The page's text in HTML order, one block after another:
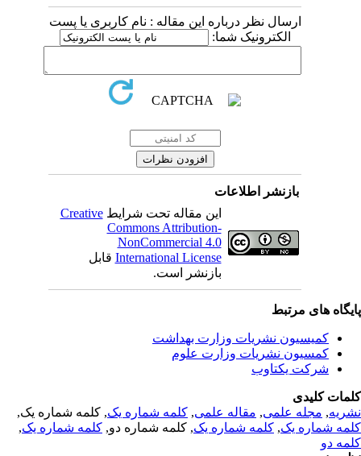
ارسال نظر درباره این مقاله : نام کاربری یا پست
الکترونیک شما:
بازنشر اطلاعات
این مقاله تحت شرایطCreative
Commons Attribution-
NonCommercial 4.0
International Licenseقابل
بازنشر است.
های مرتبط
کمیسیون نشریات وزارت بهداشت
کمسیون نشریات وزارت علوم
شرکت یکتاوب
کلیدی
,مجله علمی, مقاله علمی, کلمه شماره یک, کلمه شماره یک,
شماره یک,کلمه شماره یک, کلمه شماره دو,کلمه شماره یک,
دو